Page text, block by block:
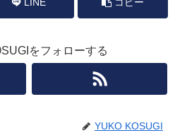
をフォローする
YUKO KOSUGI